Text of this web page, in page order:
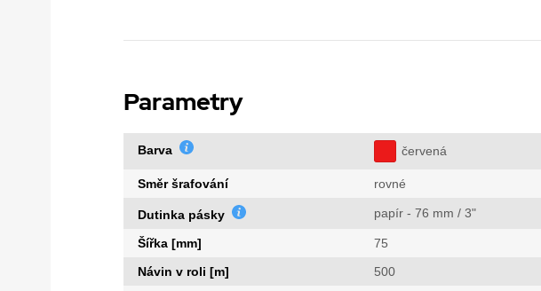
Parametry
Barva červená
Směr šrafování rovné
Dutinka pásky papír - 76 mm / 3"
Šířka [mm]
75
Návin v roli [m]
500